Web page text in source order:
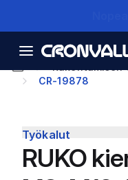
CR-19878
Työkalut
RUKO